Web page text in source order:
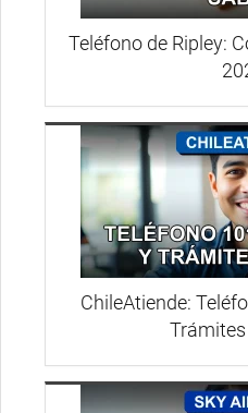
Teléfono de Ripley:
ChileAtiende: